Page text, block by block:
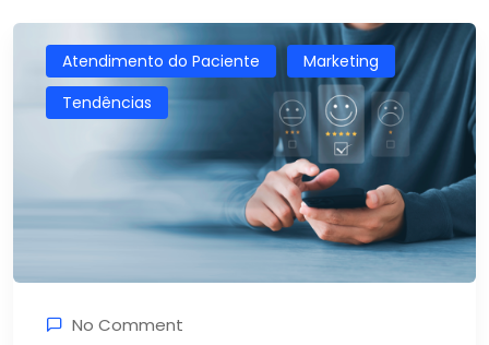
Atendimento do Paciente
Marketing
Tendências
No Comment